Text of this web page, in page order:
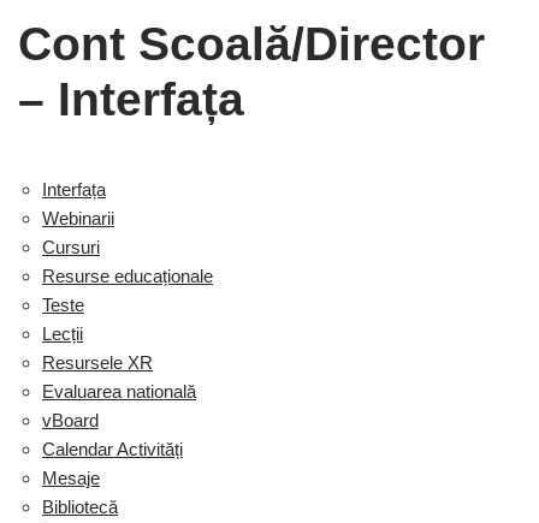
Cont Scoală/Director
– Interfața
Interfața
Webinarii
Cursuri
Resurse educaționale
Teste
Lecții
Resursele XR
Evaluarea natională
vBoard
Calendar Activități
Mesaje
Bibliotecă